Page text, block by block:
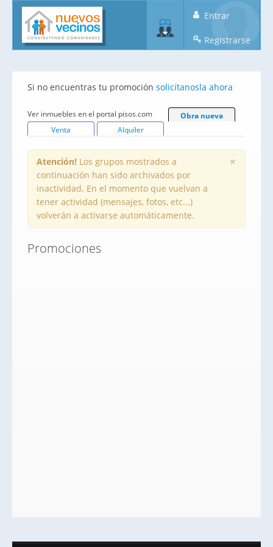
Entrar
Registrarse
Si no encuentras tu promoción solicítanosla ahora
Ver inmuebles en el portal pisos.com
Obra nueva
Venta
Alquiler
×
Atención! Los grupos mostrados a
continuación han sido archivados por
inactividad. En el momento que vuelvan a
tener actividad (mensajes, fotos, etc...)
volverán a activarse automáticamente.
Promociones